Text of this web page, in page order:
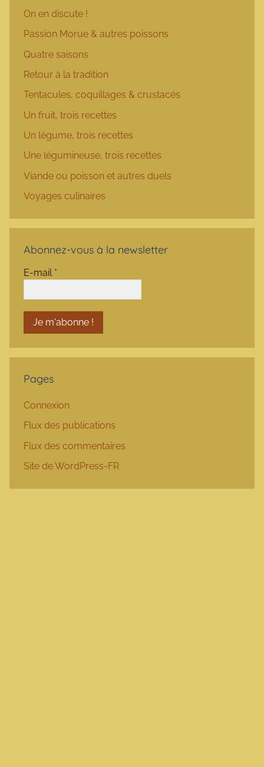
On en discute !
Passion Morue & autres poissons
Quatre saisons
Retour à la tradition
Tentacules, coquillages & crustacés
Un fruit, trois recettes
Un légume, trois recettes
Une légumineuse, trois recettes
Viande ou poisson et autres duels
Voyages culinaires
Abonnez-vous à la newsletter
E-mail *
Pages
Connexion
Flux des publications
Flux des commentaires
Site de WordPress-FR